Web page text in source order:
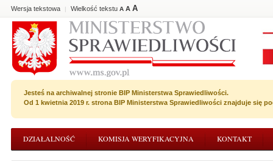
Wersja tekstowa | Wielkość tekstu A A A
Jesteś na archiwalnej stronie BIP Ministerstwa Sprawiedliwości.
Od 1 kwietnia 2019 r. strona BIP Ministerstwa Sprawiedliwości znajduje się
DZIAŁALNOŚĆ KOMISJA WERYFIKACYJNA KONTAKT